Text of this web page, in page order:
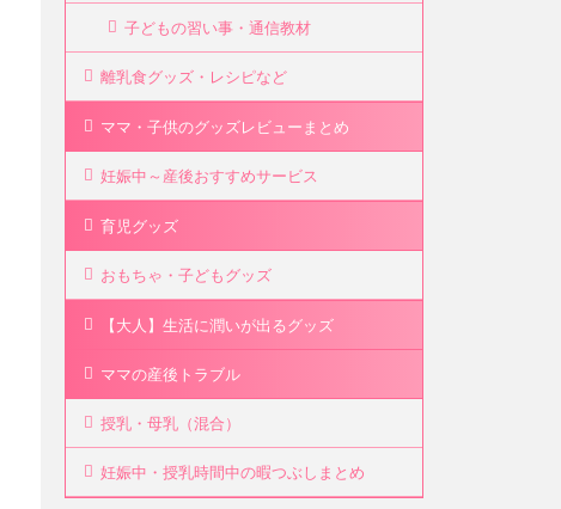
子どもの習い事・通信教材
離乳食グッズ・レシピなど
ママ・子供のグッズレビューまとめ
妊娠中～産後おすすめサービス
育児グッズ
おもちゃ・子どもグッズ
【大人】生活に潤いが出るグッズ
ママの産後トラブル
授乳・母乳（混合）
妊娠中・授乳時間中の暇つぶしまとめ